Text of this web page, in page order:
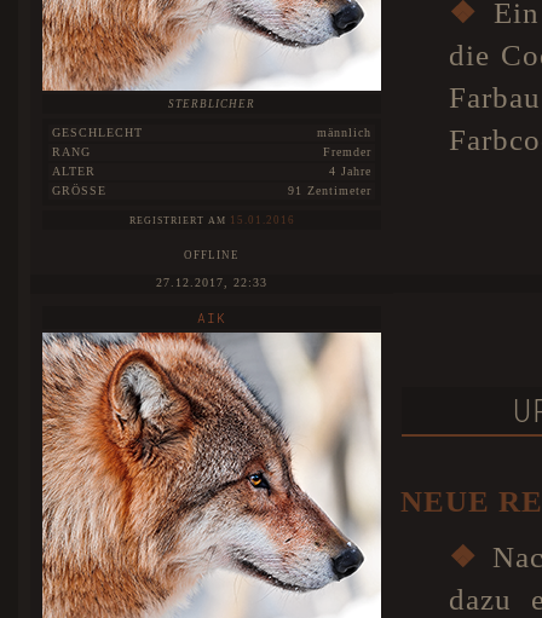
STERBLICHER
GESCHLECHT
männlich
RANG
Fremder
ALTER
4 Jahre
GRÖSSE
91 Zentimeter
REGISTRIERT AM 15.01.2016
OFFLINE
❖
die
27.12.2017, 22:33
AIK
NEUE
❖
dazu